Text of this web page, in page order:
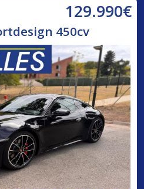
129.990€
450cv